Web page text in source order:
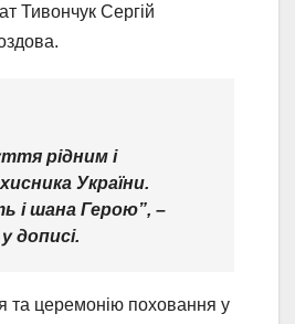
Тивончук Сергій
рідним і
України.
і шана Герою”, –
дописі.
та церемонію поховання у